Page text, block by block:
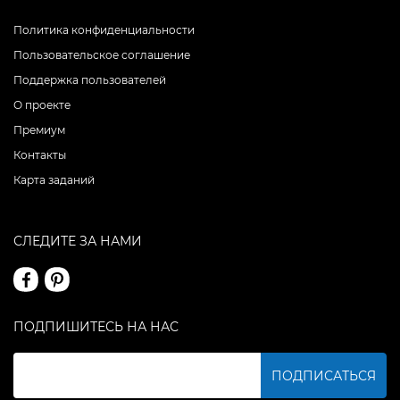
Политика конфиденциальности
Пользовательское соглашение
Поддержка пользователей
О проекте
Премиум
Контакты
Карта заданий
СЛЕДИТЕ ЗА НАМИ
ПОДПИШИТЕСЬ НА НАС
ПОДПИСАТЬСЯ